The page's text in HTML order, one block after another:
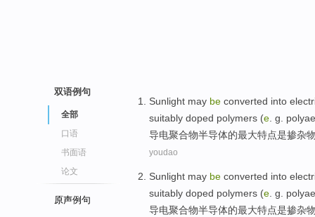
双语例句
全部
口语
书面语
论文
原声例句
Sunlight may be converted into
suitably doped polymers (e . g.
导电聚合物半导体的最大特点是掺杂
youdao
Sunlight may be converted into
suitably doped polymers (e . g.
导电聚合物半导体的最大特点是掺杂